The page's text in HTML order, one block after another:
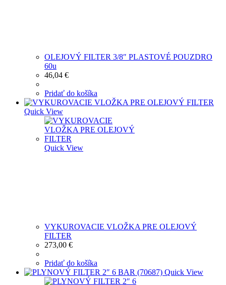
OLEJOVÝ FILTER 3/8″ PLASTOVÉ POUZDRO
60u
46,04 €
Pridať do košíka
Quick View
Quick View
VYKUROVACIE VLOŽKA PRE OLEJOVÝ
FILTER
273,00 €
Pridať do košíka
Quick View